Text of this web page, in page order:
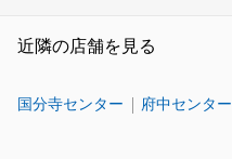
近隣の店舗を見る
国分寺センター 府中センター